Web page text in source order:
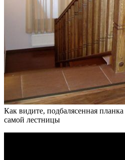
Как видите, подбалясенная
самой лестницы